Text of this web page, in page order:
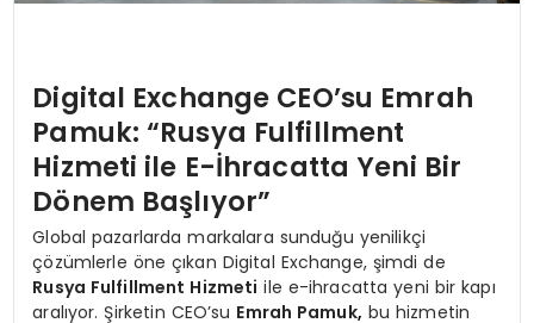
Digital Exchange CEO’su Emrah
Pamuk: “Rusya Fulfillment
Hizmeti ile E-İhracatta Yeni Bir
Dönem Başlıyor”
Global pazarlarda markalara sunduğu yenilikçi
çözümlerle öne çıkan Digital Exchange, şimdi de
Rusya Fulfillment Hizmeti ile e-ihracatta yeni bir kapı
aralıyor. Şirketin CEO’su Emrah Pamuk, bu hizmetin